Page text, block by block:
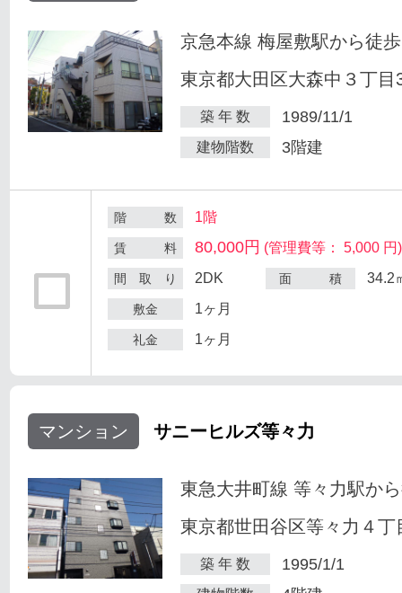
京急本線 梅屋敷駅から徒
東京都大田区大森中３丁目
築 年 数 1989/11/1
建物階数 3階建
階 数 1階
賃 料 80,000円 (管理費等： 5,000 円)
間 取 り 2DK 面 積 34.2
敷金 1ヶ月
礼金 1ヶ月
マンション サニーヒルズ等々力
東急大井町線 等々力駅か
東京都世田谷区等々力４丁
築 年 数 1995/1/1